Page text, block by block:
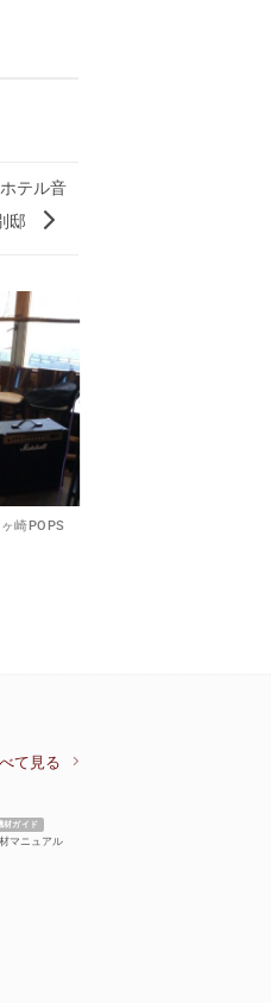
テル音
邸
崎POPS
て見る
材ガイド
マニュアル